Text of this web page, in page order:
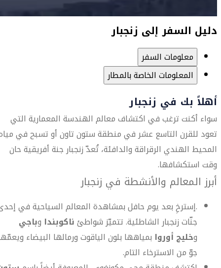
دليل السفر إلى زنجبار
معلومات السفر
المعلومات الخاصة بالمطار
أهلاً بك في زنجبار
سواء أكنت ترغب في اكتشاف معالم الهندسة المعمارية التي
تعود للقرن التاسع عشر في منطقة ستون تاون أو تسبح في
المحيط الهندي الرقراقة والدافئة، تُعدّ زنجبار جنة أفريقية حان
وقت استكشافها.
أبرز المعالم والأنشطة في زنجبار
.إسترخِ بعد يوم حافل بمشاهدة المعالم السياحية في
جنّات زنجبار الشاطئية. تتميّز شواطئناكوبندا وباجي
وخليج أوروا بمياهها بلون الياقوت ورمالها البيضاء
جوّ من الاسترخاء التام.